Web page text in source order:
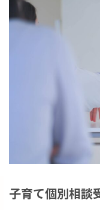
子育て個別相談